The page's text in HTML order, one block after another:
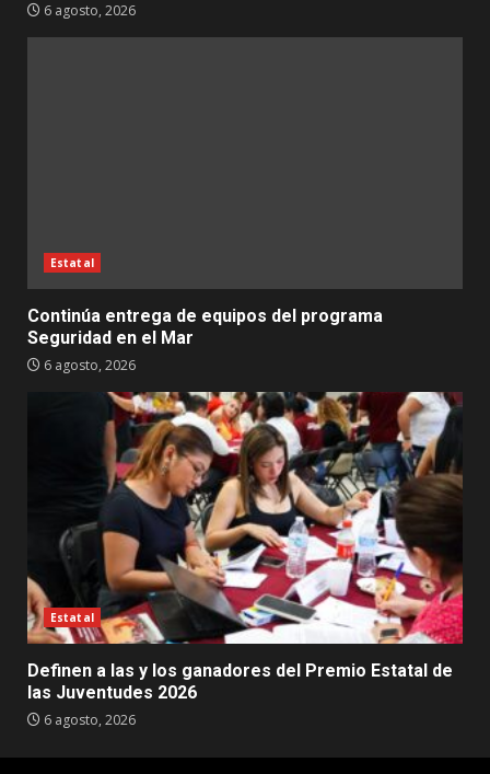
6 agosto, 2026
Estatal
Continúa entrega de equipos del programa
Seguridad en el Mar
6 agosto, 2026
Estatal
Definen a las y los ganadores del Premio Estatal de
las Juventudes 2026
6 agosto, 2026